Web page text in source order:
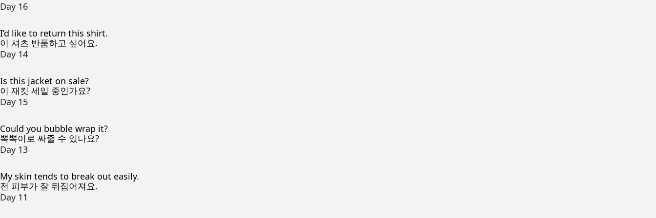
Day 16
I’d like to return this shirt.
이 셔츠 반품하고 싶어요.
Day 14
Is this jacket on sale?
이 재킷 세일 중인가요?
Day 15
Could you bubble wrap it?
뽁뽁이로 싸줄 수 있나요?
Day 13
My skin tends to break out easily.
전 피부가 잘 뒤집어져요.
Day 11